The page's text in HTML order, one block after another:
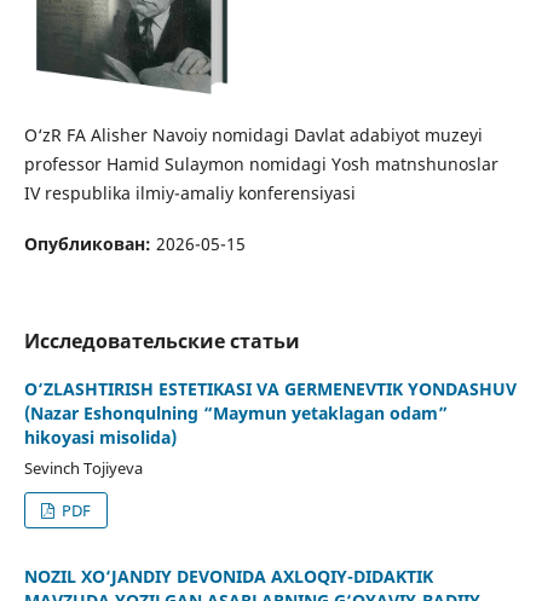
O‘zR FA Alisher Navoiy nomidagi Davlat adabiyot muzeyi
professor Hamid Sulaymon nomidagi Yosh matnshunoslar
IV respublika ilmiy-amaliy konferensiyasi
Опубликован: 2026-05-15
Исследовательские статьи
O‘ZLASHTIRISH ESTETIKASI VA GERMENEVTIK YONDASHUV
(Nazar Eshonqulning “Maymun yetaklagan odam”
hikoyasi misolida)
Sevinch Tojiyeva
PDF
NOZIL XO‘JANDIY DEVONIDA AXLOQIY-DIDAKTIK